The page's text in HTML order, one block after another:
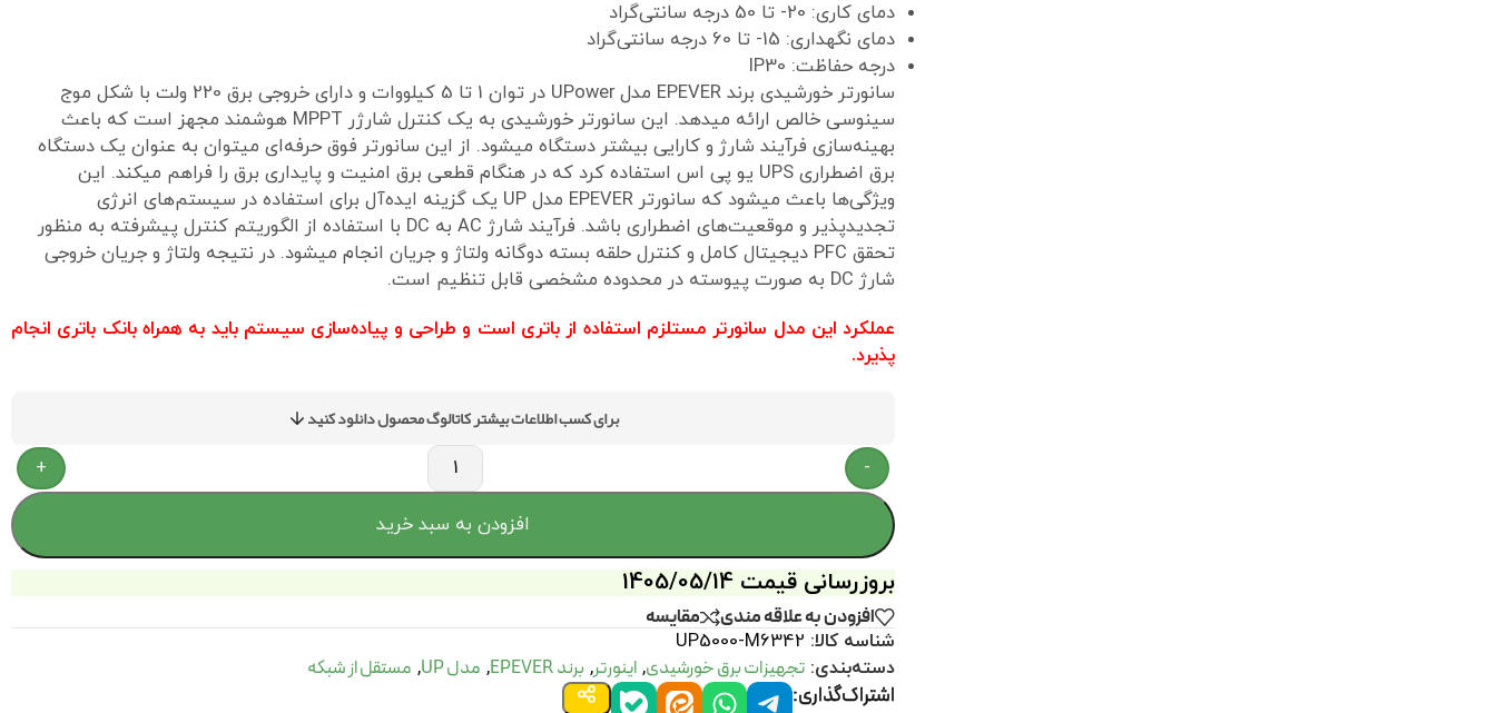
دمای کاری: 20- تا 50 درجه سانتی‌گراد
دمای نگهداری: 15- تا 60 درجه سانتی‌گراد
درجه حفاظت: IP30
سانورتر خورشیدی برند EPEVER مدل UPower در توان 1 تا 5 کیلووات و دارای خروجی برق 220 ولت با شکل موج
سینوسی خالص ارائه میدهد. این سانورتر خورشیدی به یک کنترل شارژر MPPT هوشمند مجهز است که باعث
بهینه‌سازی فرآیند شارژ و کارایی بیشتر دستگاه میشود. از این سانورتر فوق‌ حرفه‌ای میتوان به عنوان یک دستگاه
برق اضطراری UPS یو پی اس استفاده کرد که در هنگام قطعی برق امنیت و پایداری برق را فراهم میکند. این
ویژگی‌ها باعث میشود که سانورتر EPEVER مدل UP یک گزینه ایده‌آل برای استفاده در سیستم‌های انرژی
تجدیدپذیر و موقعیت‌های اضطراری باشد. فرآیند شارژ AC به DC با استفاده از الگوریتم کنترل پیشرفته به منظور
تحقق PFC دیجیتال کامل و کنترل حلقه بسته دوگانه ولتاژ و جریان انجام میشود. در نتیجه ولتاژ و جریان خروجی
شارژ DC به صورت پیوسته در محدوده مشخصی قابل تنظیم است.
عملکرد این مدل سانورتر مستلزم استفاده از باتری است و طراحی و پیاده‌سازی سیستم باید به همراه بانک باتری انجام
پذیرد.
برای کسب اطلاعات بیشتر کاتالوگ محصول دانلود کنید
-
+
افزودن به سبد خرید
بروزرسانی قیمت 1405/05/14
افزودن به علاقه مندی مقايسه
شناسه کالا: UP5000-M6342
دسته‌بندی: تجهیزات برق خورشیدی, اینورتر, برند EPEVER , مدل UP , مستقل از شبکه
اشتراک‌گذاری: